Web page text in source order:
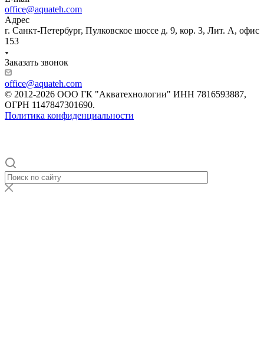
office@aquateh.com
Адрес
г. Санкт-Петербург, Пулковское шоссе д. 9, кор. 3, Лит. А, офис
153
Заказать звонок
office@aquateh.com
© 2012-2026 ООО ГК "Акватехнологии" ИНН 7816593887,
ОГРН 1147847301690.
Политика конфиденциальности